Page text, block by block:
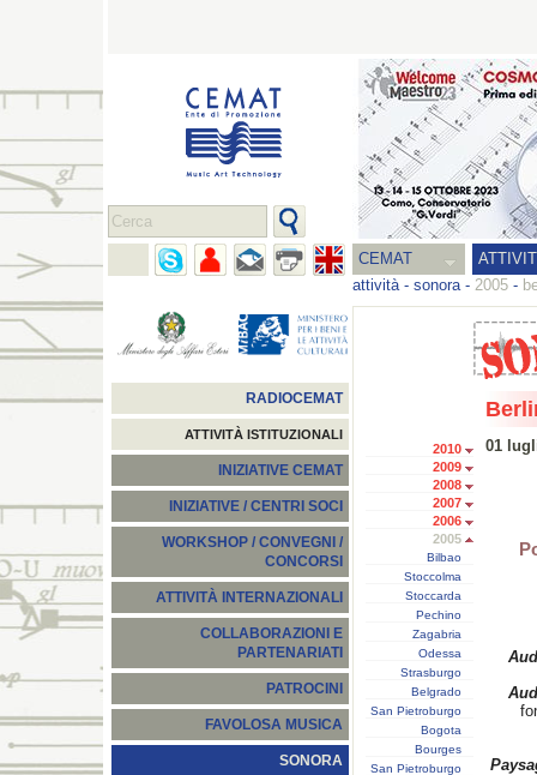
CEMAT
attività- sonora- 2005 -
RADIOCEMAT
ATTIVITÀ ISTITUZIONALI
INIZIATIVE CEMAT
INIZIATIVE / CENTRI SOCI
WORKSHOP / CONVEGNI /
CONCORSI
ATTIVITÀ INTERNAZIONALI
COLLABORAZIONI E
PARTENARIATI
PATROCINI
FAVOLOSA MUSICA
SONORA
2010
2009
2008
2007
2006
2005
Bilbao
Stoccolma
Stoccarda
Pechino
Zagabria
Odessa
Strasburgo
Belgrado
San Pietroburgo
Bogota
Bourges
San Pietroburgo
01